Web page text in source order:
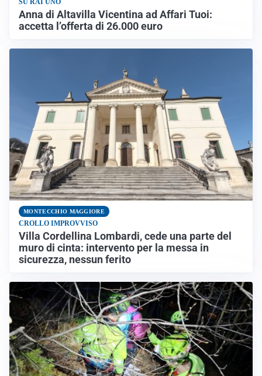
SU RAI UNO
Anna di Altavilla Vicentina ad Affari Tuoi:
accetta l’offerta di 26.000 euro
MONTECCHIO MAGGIORE
CROLLO IMPROVVISO
Villa Cordellina Lombardi, cede una parte del
muro di cinta: intervento per la messa in
sicurezza, nessun ferito